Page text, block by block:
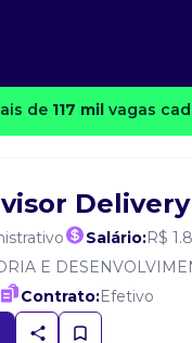
de 117 mil vagas
Delivery
Salário:R$
E
Contrato:Efetivo